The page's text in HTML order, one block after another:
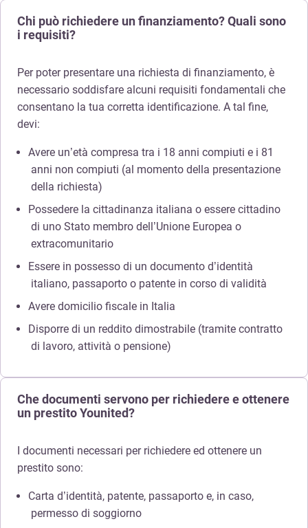
Chi può richiedere un finanziamento? Quali sono
i requisiti?
Per poter presentare una richiesta di finanziamento, è
necessario soddisfare alcuni requisiti fondamentali che
consentano la tua corretta identificazione. A tal fine,
devi:
Avere un’età compresa tra i 18 anni compiuti e i 81
anni non compiuti (al momento della presentazione
della richiesta)
Possedere la cittadinanza italiana o essere cittadino
di uno Stato membro dell’Unione Europea o
extracomunitario
Essere in possesso di un documento d’identità
italiano, passaporto o patente in corso di validità
Avere domicilio fiscale in Italia
Disporre di un reddito dimostrabile (tramite contratto
di lavoro, attività o pensione)
Che documenti servono per richiedere e ottenere
un prestito Younited?
I documenti necessari per richiedere ed ottenere un
prestito sono:
Carta d’identità, patente, passaporto e, in caso,
permesso di soggiorno